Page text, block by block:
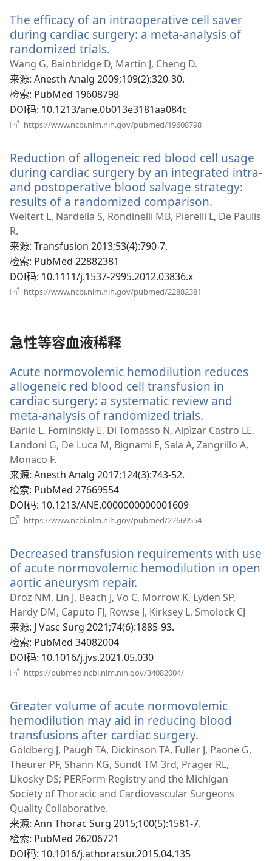
窗
口）
The efficacy of an intraoperative cell saver
during cardiac surgery: a meta-analysis of
randomized trials.
开
新
窗
口）
Wang G, Bainbridge D, Martin J, Cheng D.
来源‎: Anesth Analg 2009;109(2):320-30.
检索‎: PubMed 19608798
DOI码‎: 10.1213/ane.0b013e3181aa084c
https://www.ncbi.nlm.nih.gov/pubmed/19608798
窗
口）
Reduction of allogeneic red blood cell usage
during cardiac surgery by an integrated intra-
and postoperative blood salvage strategy:
results of a randomized comparison.
开
Weltert L, Nardella S, Rondinelli MB, Pierelli L, De Paulis
R.
来源‎: Transfusion 2013;53(4):790-7.
检索‎: PubMed 22882381
DOI码‎: 10.1111/j.1537-2995.2012.03836.x
https://www.ncbi.nlm.nih.gov/pubmed/22882381
急性等容血液稀释
Acute normovolemic hemodilution reduces
allogeneic red blood cell transfusion in
cardiac surgery: a systematic review and
meta-analysis of randomized trials.
开
新
Barile L, Fominskiy E, Di Tomasso N, Alpìzar Castro LE,
Landoni G, De Luca M, Bignami E, Sala A, Zangrillo A,
Monaco F.
来源‎: Anesth Analg 2017;124(3):743-52.
检索‎: PubMed 27669554
DOI码‎: 10.1213/ANE.0000000000001609
https://www.ncbi.nlm.nih.gov/pubmed/27669554
窗
口）
Decreased transfusion requirements with use
of acute normovolemic hemodilution in open
aortic aneurysm repair.
开
新
窗
Droz NM, Lin J, Beach J, Vo C, Morrow K, Lyden SP,
Hardy DM, Caputo FJ, Rowse J, Kirksey L, Smolock CJ
来源‎: J Vasc Surg 2021;74(6):1885-93.
检索‎: PubMed 34082004
DOI码‎: 10.1016/j.jvs.2021.05.030
https://pubmed.ncbi.nlm.nih.gov/34082004/
窗
口）
Greater volume of acute normovolemic
hemodilution may aid in reducing blood
transfusions after cardiac surgery.
开
新
窗
口）
Goldberg J, Paugh TA, Dickinson TA, Fuller J, Paone G,
Theurer PF, Shann KG, Sundt TM 3rd, Prager RL,
Likosky DS; PERForm Registry and the Michigan
Society of Thoracic and Cardiovascular Surgeons
Quality Collaborative.
来源‎: Ann Thorac Surg 2015;100(5):1581-7.
检索‎: PubMed 26206721
DOI码‎: 10.1016/j.athoracsur.2015.04.135